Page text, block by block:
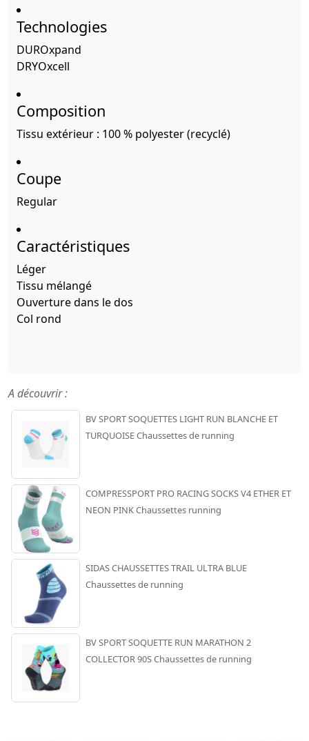
Technologies
DUROxpand
DRYOxcell
Composition
Tissu extérieur : 100 % polyester (recyclé)
Coupe
Regular
Caractéristiques
Léger
Tissu mélangé
Ouverture dans le dos
Col rond
A découvrir :
BV SPORT SOQUETTES LIGHT RUN BLANCHE ET
TURQUOISE Chaussettes de running
COMPRESSPORT PRO RACING SOCKS V4 ETHER ET
NEON PINK Chaussettes running
SIDAS CHAUSSETTES TRAIL ULTRA BLUE
Chaussettes de running
BV SPORT SOQUETTE RUN MARATHON 2
COLLECTOR 90S Chaussettes de running